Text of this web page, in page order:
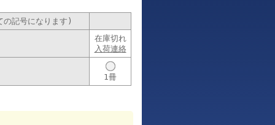
記号になります)
在庫切れ
入荷連絡
1冊